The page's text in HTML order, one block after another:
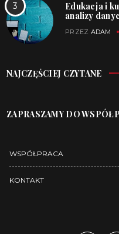
Edukacja i
analizy
PRZEZ ADAM
NAJCZĘŚCIEJ CZYTANE
ZAPRASZAMY DO
WSPÓŁPRACA
KONTAKT